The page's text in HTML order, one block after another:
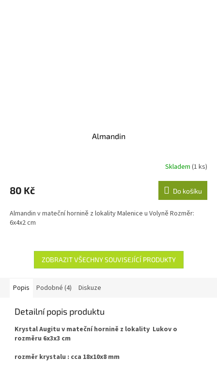
Almandin
Skladem (1 ks)
80 Kč Do košíku
Almandin v mateční hornině z lokality Malenice u Volyně Rozměr:
6x4x2 cm
ZOBRAZIT VŠECHNY SOUVISEJÍCÍ PRODUKTY
Popis Podobné (4) Diskuze
Detailní popis produktu
Krystal Augitu v mateční hornině z lokality Lukov o
rozměru 6x3x3 cm
rozměr krystalu : cca 18x10x8 mm